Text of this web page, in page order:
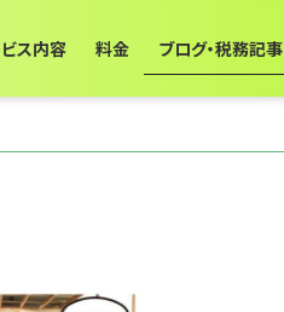
ス内容 料金 ブログ・税務記事